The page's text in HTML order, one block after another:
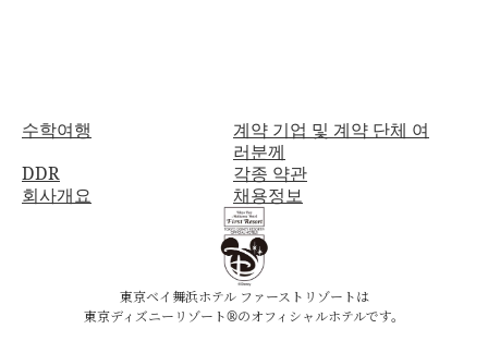
수학여행
계약 기업 및 계약 단체 여
러분께
DDR
각종 약관
회사개요
채용정보
東京ベイ舞浜ホテル ファーストリゾートは
東京ディズニーリゾート®のオフィシャルホテルです。